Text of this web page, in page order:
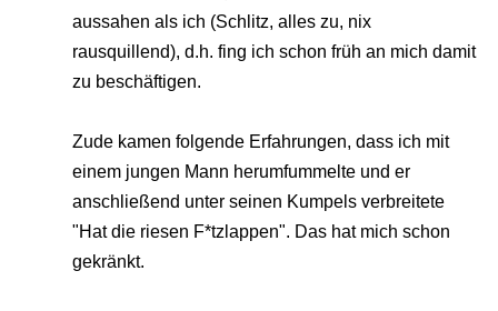
aussahen als ich (Schlitz, alles zu, nix
rausquillend), d.h. fing ich schon früh an mich damit
zu beschäftigen.
Zude kamen folgende Erfahrungen, dass ich mit
einem jungen Mann herumfummelte und er
anschließend unter seinen Kumpels verbreitete
"Hat die riesen F*tzlappen". Das hat mich schon
gekränkt.